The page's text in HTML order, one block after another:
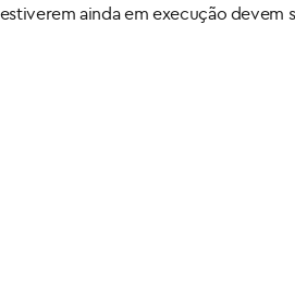
ainda em execução devem